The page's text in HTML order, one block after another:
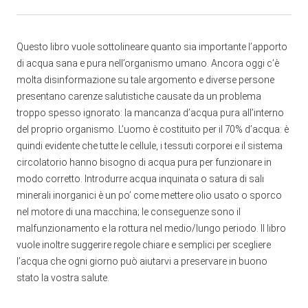
Questo libro vuole sottolineare quanto sia importante l’apporto
di acqua sana e pura nell’organismo umano. Ancora oggi c’è
molta disinformazione su tale argomento e diverse persone
presentano carenze salutistiche causate da un problema
troppo spesso ignorato: la mancanza d’acqua pura all’interno
del proprio organismo. L’uomo è costituito per il 70% d’acqua: è
quindi evidente che tutte le cellule, i tessuti corporei e il sistema
circolatorio hanno bisogno di acqua pura per funzionare in
modo corretto. Introdurre acqua inquinata o satura di sali
minerali inorganici è un po’ come mettere olio usato o sporco
nel motore di una macchina; le conseguenze sono il
malfunzionamento e la rottura nel medio/lungo periodo. Il libro
vuole inoltre suggerire regole chiare e semplici per scegliere
l’acqua che ogni giorno può aiutarvi a preservare in buono
stato la vostra salute.